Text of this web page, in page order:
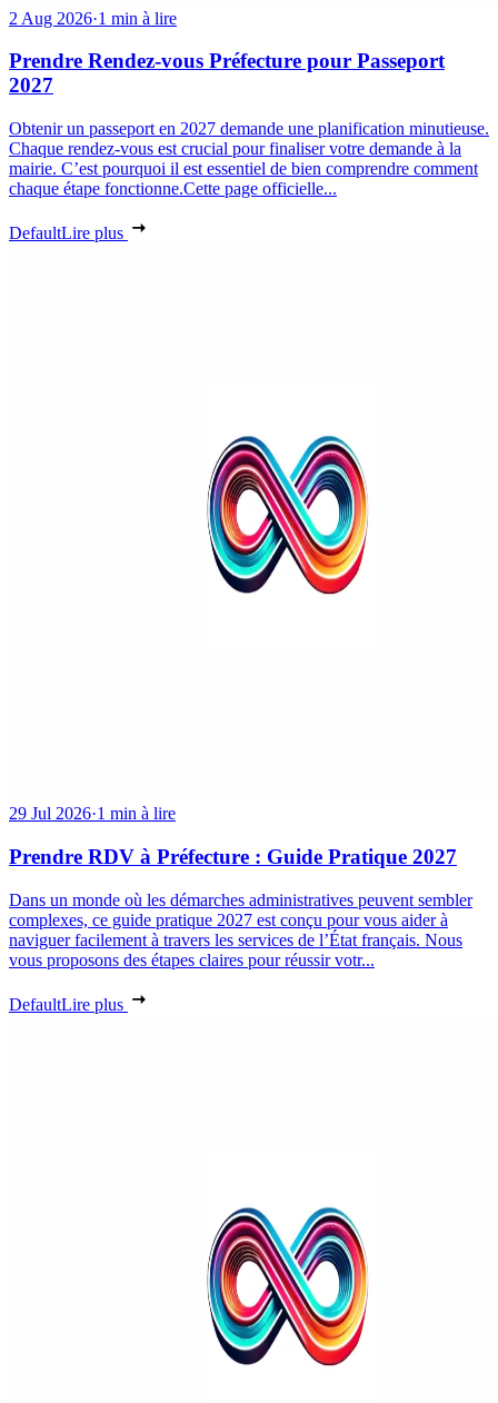
2 Aug 2026·1 min à lire
Prendre Rendez-vous Préfecture pour Passeport
2027
Obtenir un passeport en 2027 demande une planification minutieuse.
Chaque rendez-vous est crucial pour finaliser votre demande à la
mairie. C’est pourquoi il est essentiel de bien comprendre comment
chaque étape fonctionne.Cette page officielle...
DefaultLire plus
29 Jul 2026·1 min à lire
Prendre RDV à Préfecture : Guide Pratique 2027
Dans un monde où les démarches administratives peuvent sembler
complexes, ce guide pratique 2027 est conçu pour vous aider à
naviguer facilement à travers les services de l’État français. Nous
vous proposons des étapes claires pour réussir votr...
DefaultLire plus